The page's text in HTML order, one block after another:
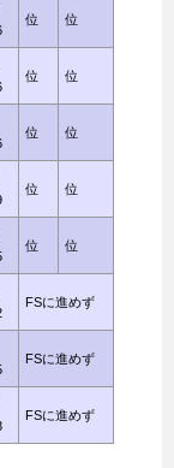
位 位
位 位
位 位
位 位
位 位
FSに進めず
FSに進めず
FSに進めず